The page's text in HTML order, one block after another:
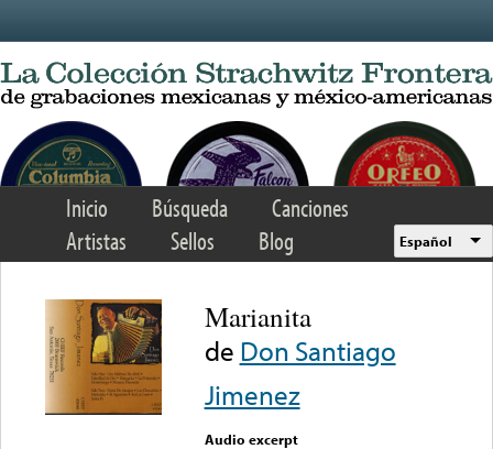
Inicio Búsqueda
Canciones
Artistas
Sellos Blog Español
Marianita
de Don Santiago
Jimenez
Audio excerpt